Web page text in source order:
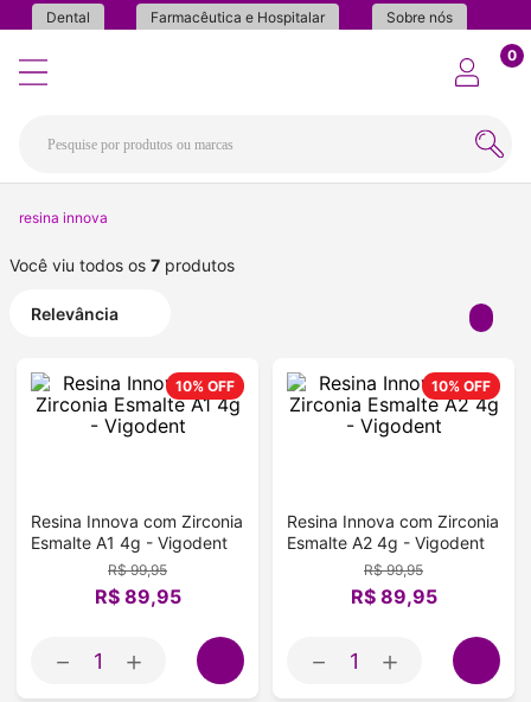
Dental Farmacêutica e Hospitalar Sobre nós
0
resina innova
Você viu todos os 7 produtos
Relevância
10% OFF
Resina Innova com Zirconia
Esmalte A1 4g - Vigodent
R$ 99,95
R$ 89,95
＋
－
10% OFF
Resina Innova com Zirconia
Esmalte A2 4g - Vigodent
R$ 99,95
R$ 89,95
＋
－